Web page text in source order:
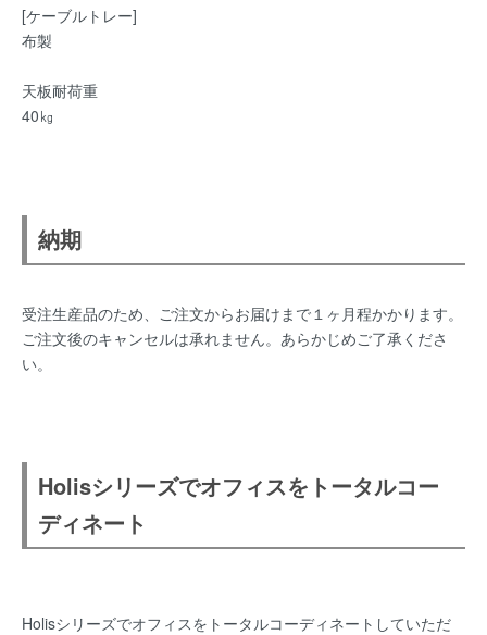
[ケーブルトレー]
布製
天板耐荷重
40㎏
納期
受注生産品のため、ご注文からお届けまで１ヶ月程かかります。
ご注文後のキャンセルは承れません。あらかじめご了承くださ
い。
Holisシリーズでオフィスをトータルコー
ディネート
Holisシリーズでオフィスをトータルコーディネートしていただ